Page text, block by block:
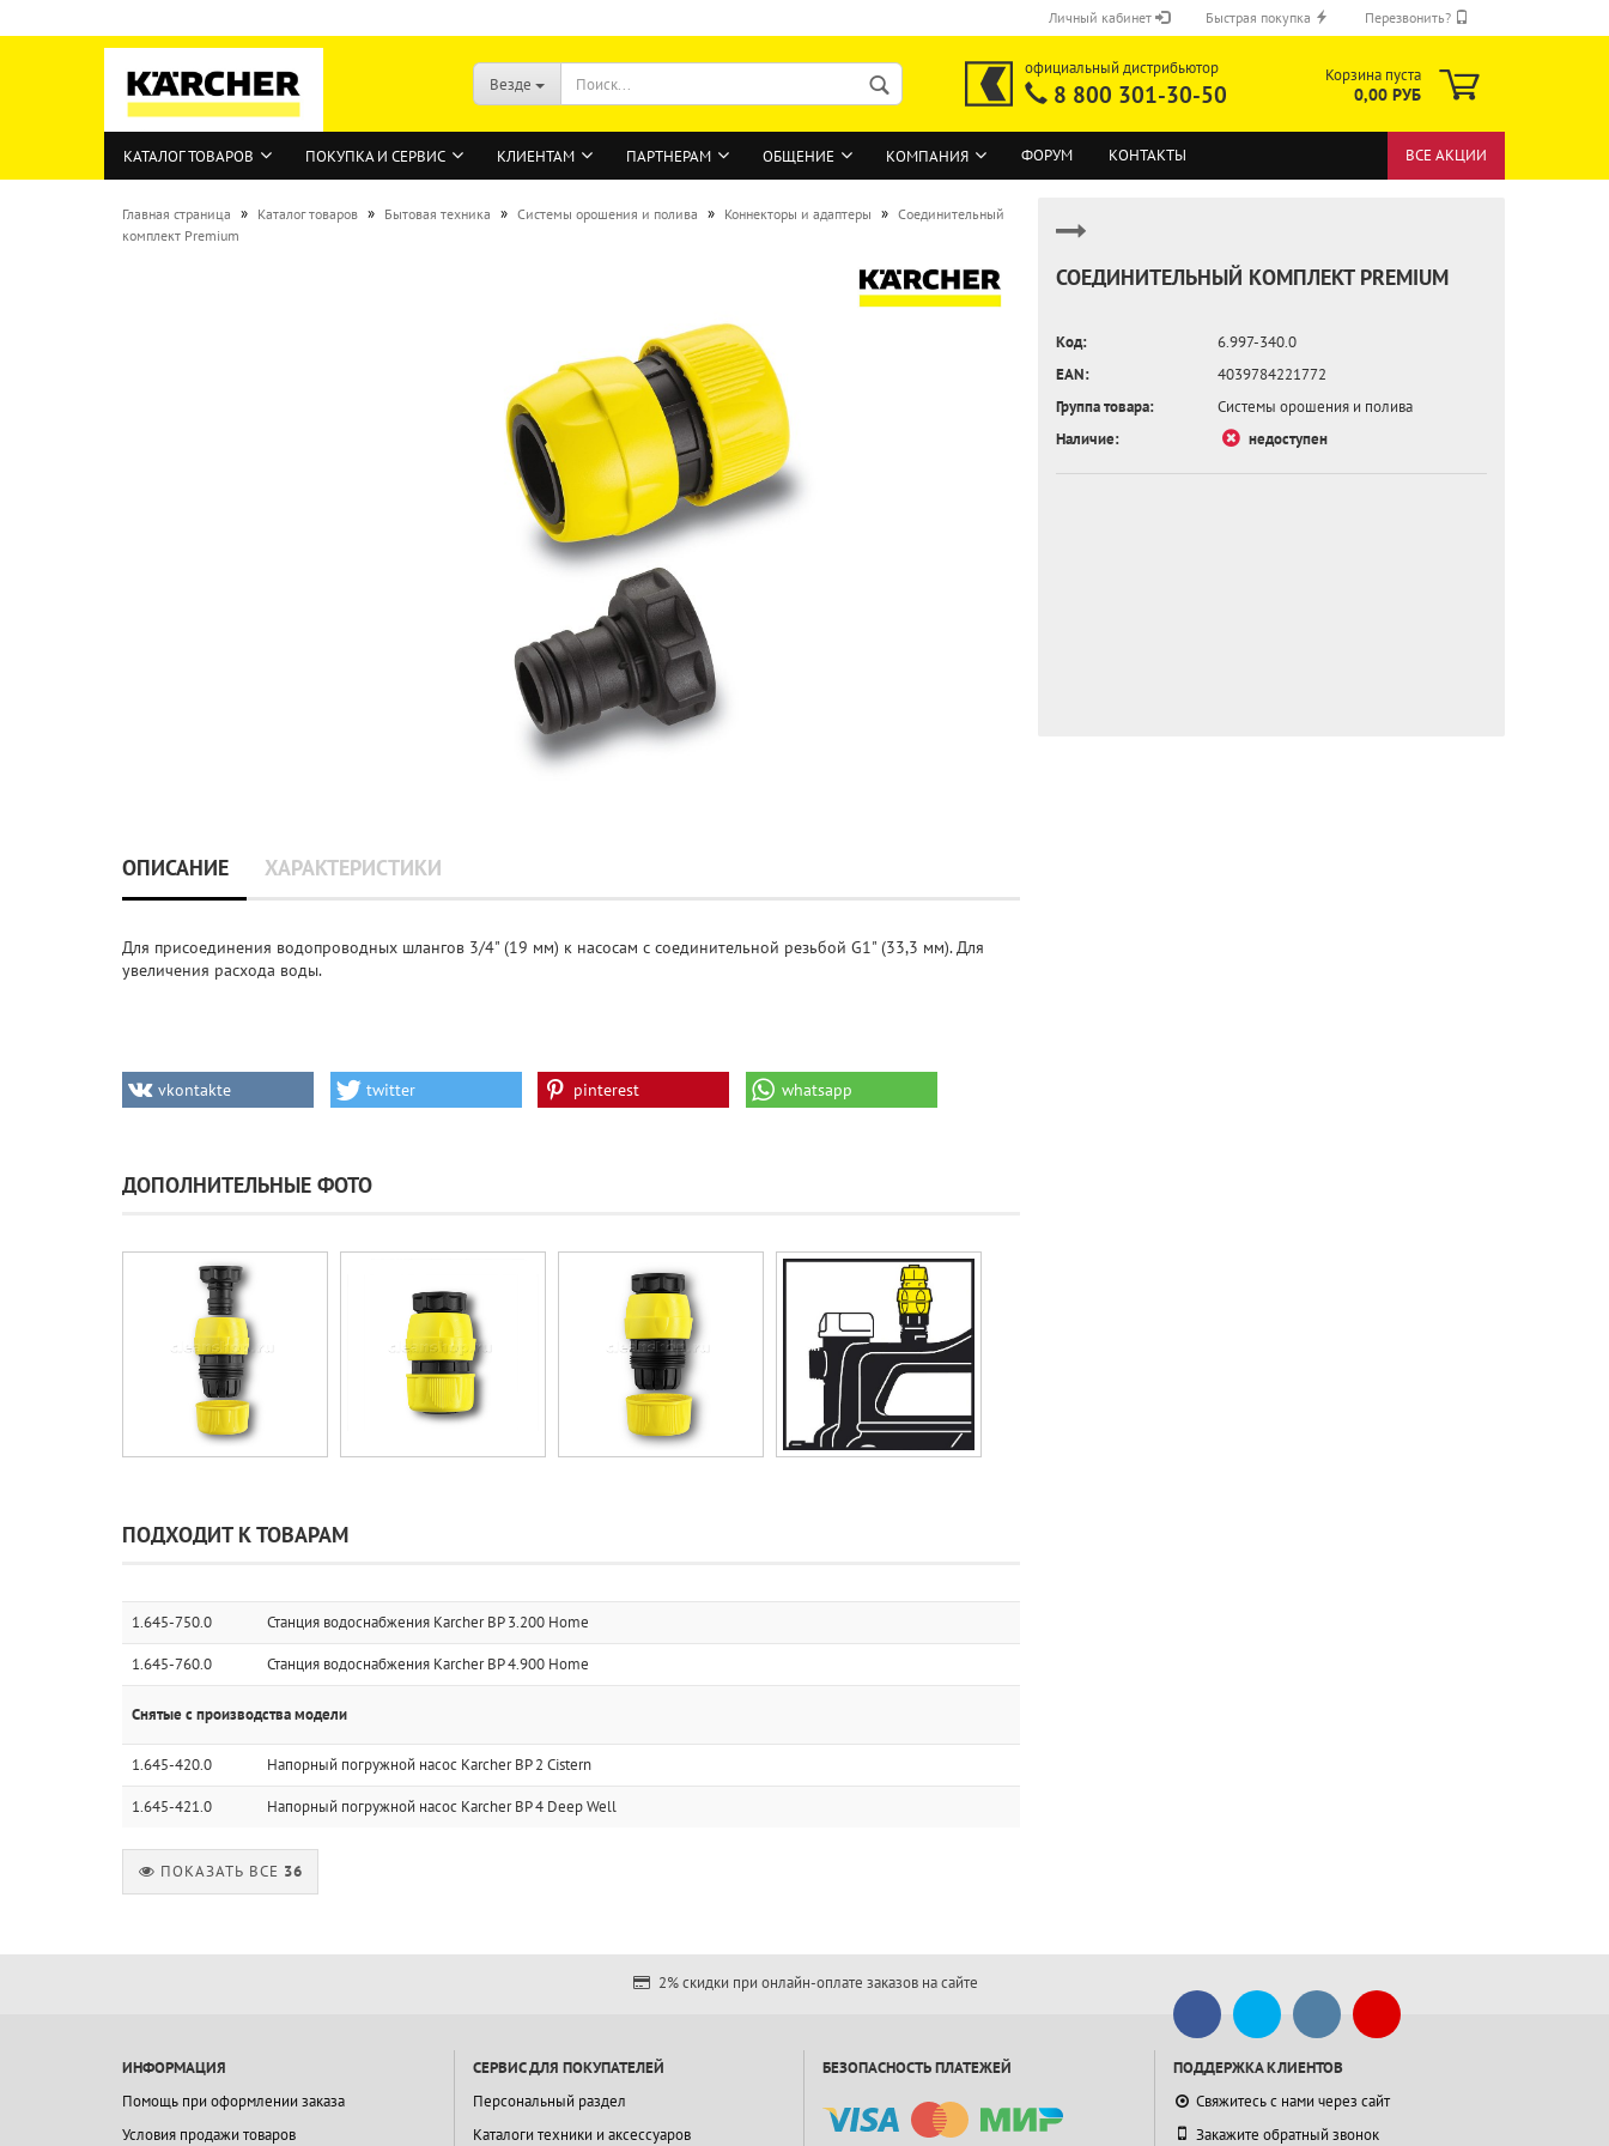
Личный кабинет
ВОЙТИ
Забыли пароль?
Быстрая покупка Перезвонить?
Везде
официальный дистрибьютор
8 800 301-30-50
Корзина пуста
0,00 РУБ
КАТАЛОГ ТОВАРОВ ПОКУПКА И СЕРВИС КЛИЕНТАМ ПАРТНЕРАМ ОБЩЕНИЕ КОМПАНИЯ ФОРУМ КОНТАКТЫ ВСЕ АКЦИИ
Главная страница » Каталог товаров » Бытовая техника » Системы орошения и полива » Коннекторы и адаптеры » Соединительный
комплект Premium
СОЕДИНИТЕЛЬНЫЙ КОМПЛЕКТ PREMIUM
Код:
6.997-340.0
EAN:
4039784221772
Группа товара:
Системы орошения и полива
Наличие:
недоступен
ОПИСАНИЕ ХАРАКТЕРИСТИКИ
Для присоединения водопроводных шлангов 3/4" (19 мм) к насосам с соединительной резьбой G1" (33,3 мм). Для
увеличения расхода воды.
vkontakte twitter pinterest whatsapp
ДОПОЛНИТЕЛЬНЫЕ ФОТО
ПОДХОДИТ К ТОВАРАМ
1.645-750.0 Станция водоснабжения Karcher BP 3.200 Home
1.645-760.0 Станция водоснабжения Karcher BP 4.900 Home
Снятые с производства модели
1.645-420.0 Напорный погружной насос Karcher BP 2 Cistern
1.645-421.0 Напорный погружной насос Karcher BP 4 Deep Well
ПОКАЗАТЬ ВСЕ 36
2% скидки при онлайн-оплате заказов на сайте
ИНФОРМАЦИЯ
Помощь при оформлении заказа
Условия продажи товаров
СЕРВИС ДЛЯ ПОКУПАТЕЛЕЙ
Персональный раздел
Каталоги техники и аксессуаров
БЕЗОПАСНОСТЬ ПЛАТЕЖЕЙ
ПОДДЕРЖКА КЛИЕНТОВ
Свяжитесь с нами через сайт
Закажите обратный звонок